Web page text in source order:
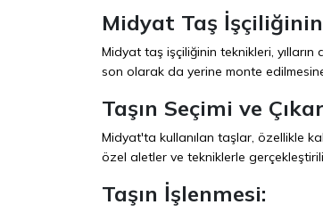
Midyat Taş
Midyat taş işçiliğinin teknikleri, yılların
son olarak da yerine monte
Taşın Seçimi ve
Midyat'ta kullanılan taşlar, özellikle
özel aletler ve tekniklerle
Taşın İşlenmesi: